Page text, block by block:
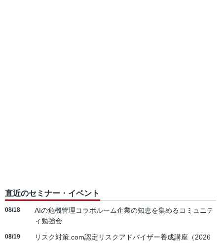
直近のセミナー・イベント
08/18
AIの危機管理コラボルーム企業の知恵を集めるコミュニテ
ィ勉強会
08/19
リスク対策.com認定リスクアドバイザー養成講座（2026